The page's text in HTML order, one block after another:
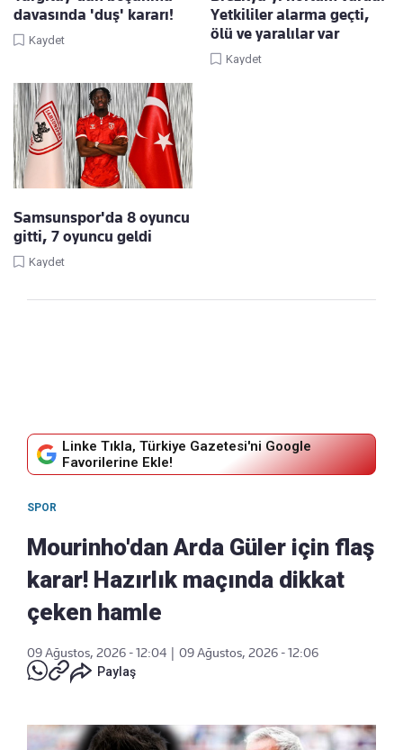
davasında 'duş' kararı!
Kaydet
Yetkililer alarma geçti,
ölü ve yaralılar var
Kaydet
Samsunspor'da 8 oyuncu
gitti, 7 oyuncu geldi
Kaydet
Linke Tıkla, Türkiye Gazetesi'ni Google
Favorilerine Ekle!
SPOR
Mourinho'dan Arda Güler için flaş
karar! Hazırlık maçında dikkat
çeken hamle
09 Ağustos, 2026 - 12:04
09 Ağustos, 2026 - 12:06
Paylaş